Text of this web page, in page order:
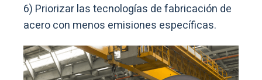
6) Priorizar las tecnologías de fabricación de
acero con menos emisiones específicas.